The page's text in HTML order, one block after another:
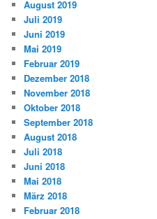
August 2019
Juli 2019
Juni 2019
Mai 2019
Februar 2019
Dezember 2018
November 2018
Oktober 2018
September 2018
August 2018
Juli 2018
Juni 2018
Mai 2018
März 2018
Februar 2018